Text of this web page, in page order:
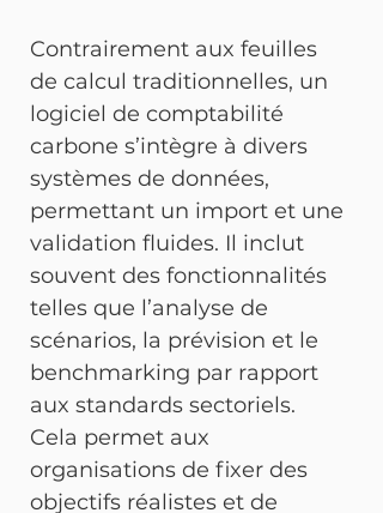
Contrairement aux feuilles
de calcul traditionnelles, un
logiciel de comptabilité
carbone s’intègre à divers
systèmes de données,
permettant un import et une
validation fluides. Il inclut
souvent des fonctionnalités
telles que l’analyse de
scénarios, la prévision et le
benchmarking par rapport
aux standards sectoriels.
Cela permet aux
organisations de fixer des
objectifs réalistes et de